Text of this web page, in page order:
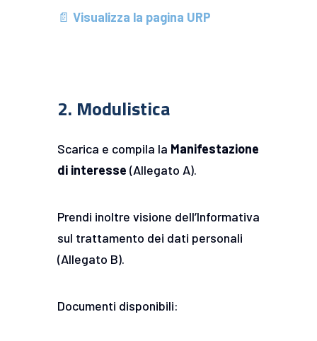
📄 Visualizza la pagina URP
2. Modulistica
Scarica e compila la Manifestazione
di interesse (Allegato A).
Prendi inoltre visione dell’Informativa
sul trattamento dei dati personali
(Allegato B).
Documenti disponibili: